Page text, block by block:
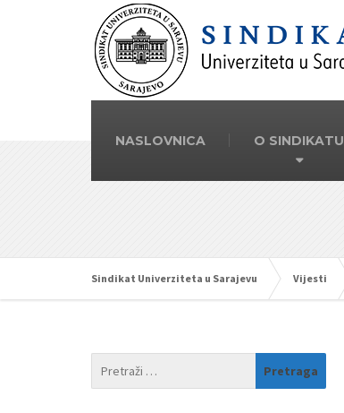
NASLOVNICA O SINDIKATU
Sindikat Univerziteta u Sarajevu Vijesti